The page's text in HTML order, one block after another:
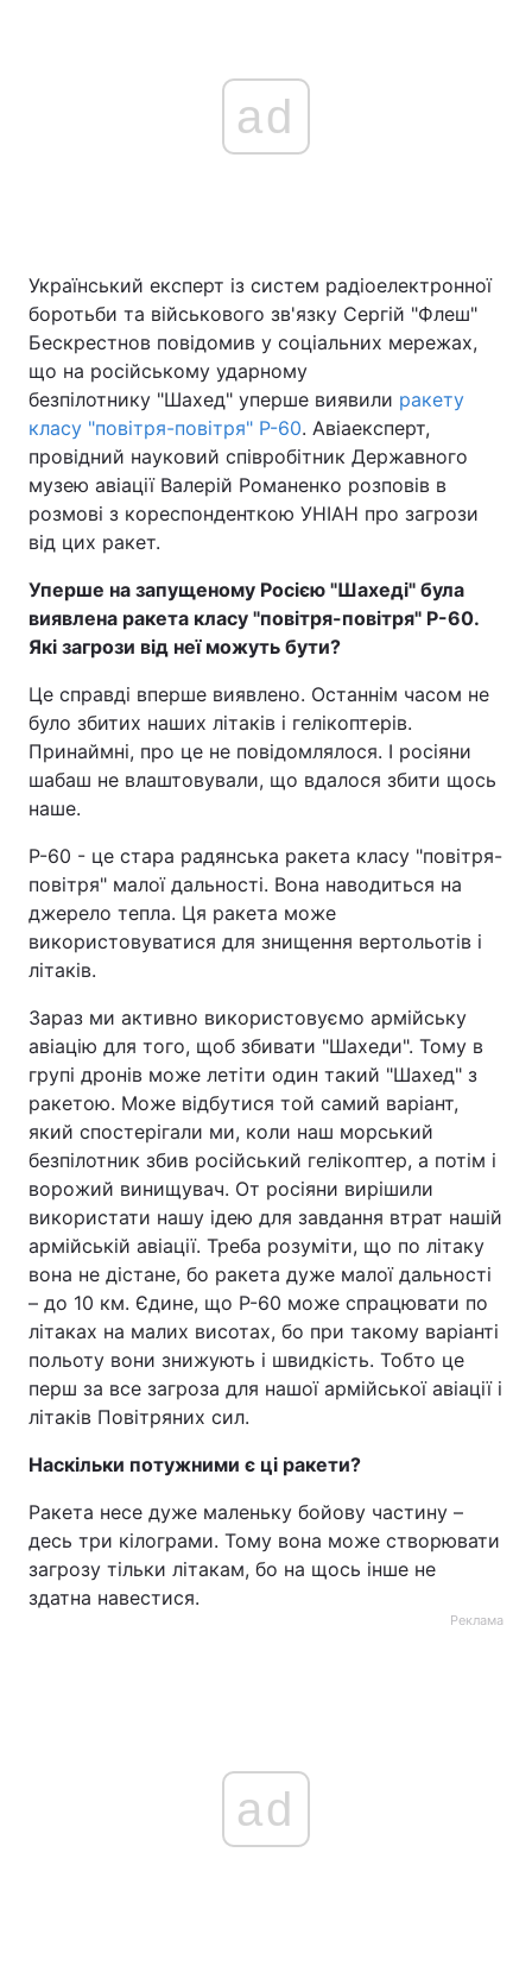
ad
Український експерт із систем радіоелектронної
боротьби та військового зв'язку Сергій "Флеш"
Бескрестнов повідомив у соціальних мережах,
що на російському ударному
безпілотнику "Шахед" уперше виявили ракету
класу "повітря-повітря" Р-60. Авіаексперт,
провідний науковий співробітник Державного
музею авіації Валерій Романенко розповів в
розмові з кореспонденткою УНІАН про загрози
від цих ракет.
Уперше на запущеному Росією "Шахеді" була
виявлена ракета класу "повітря-повітря" Р-60.
Які загрози від неї можуть бути?
Це справді вперше виявлено. Останнім часом не
було збитих наших літаків і гелікоптерів.
Принаймні, про це не повідомлялося. І росіяни
шабаш не влаштовували, що вдалося збити щось
наше.
Р-60 - це стара радянська ракета класу "повітря-
повітря" малої дальності. Вона наводиться на
джерело тепла. Ця ракета може
використовуватися для знищення вертольотів і
літаків.
Зараз ми активно використовуємо армійську
авіацію для того, щоб збивати "Шахеди". Тому в
групі дронів може летіти один такий "Шахед" з
ракетою. Може відбутися той самий варіант,
який спостерігали ми, коли наш морський
безпілотник збив російський гелікоптер, а потім і
ворожий винищувач. От росіяни вирішили
використати нашу ідею для завдання втрат нашій
армійській авіації. Треба розуміти, що по літаку
вона не дістане, бо ракета дуже малої дальності
– до 10 км. Єдине, що Р-60 може спрацювати по
літаках на малих висотах, бо при такому варіанті
польоту вони знижують і швидкість. Тобто це
перш за все загроза для нашої армійської авіації і
літаків Повітряних сил.
Наскільки потужними є ці ракети?
Ракета несе дуже маленьку бойову частину –
десь три кілограми. Тому вона може створювати
загрозу тільки літакам, бо на щось інше не
здатна навестися.
Реклама
ad